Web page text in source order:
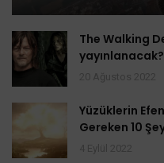
The Walking
yayınlanacak?
Yüzüklerin
Gereken 10